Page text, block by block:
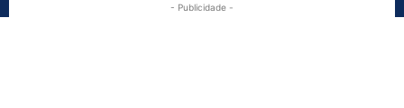
- Publicidade -